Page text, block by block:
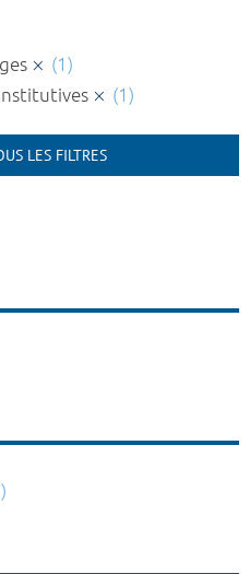
(1)
(1)
LES FILTRES